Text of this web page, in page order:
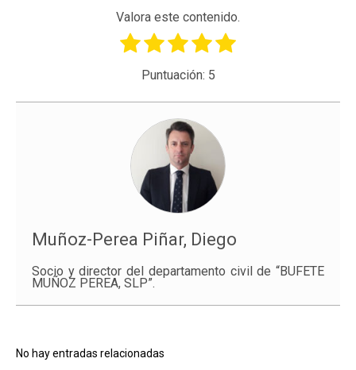
Valora este contenido.
Puntuación: 5
Muñoz-Perea Piñar, Diego
Socio y director del departamento civil de “BUFETE
MUÑOZ PEREA, SLP”.
No hay entradas relacionadas